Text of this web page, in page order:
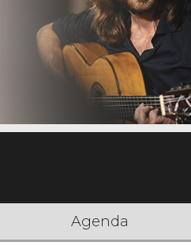
Agenda